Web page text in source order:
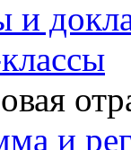
и
и